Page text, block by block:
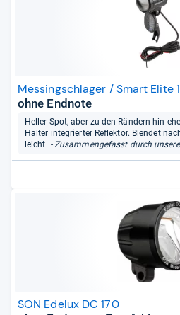
Messingschlager / Smart Elite
ohne Endnote
Heller Spot, aber zu den Rändern hin
Halter integrierter Reflektor. Blendet
leicht. - Zusammengefasst durch
SON Edelux DC 170